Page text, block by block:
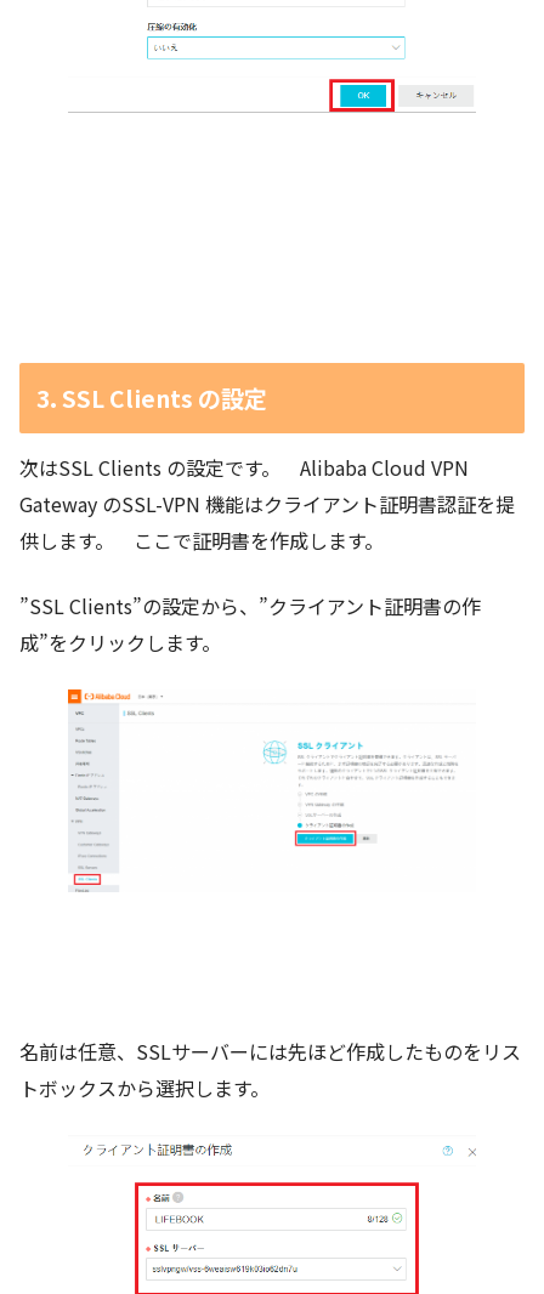
3. SSL Clients の設定
次はSSL Clients の設定です。 Alibaba Cloud VPN
Gateway のSSL-VPN 機能はクライアント証明書認証を提
供します。 ここで証明書を作成します。
”SSL Clients”の設定から、”クライアント証明書の作
成”をクリックします。
名前は任意、SSLサーバーには先ほど作成したものをリス
トボックスから選択します。